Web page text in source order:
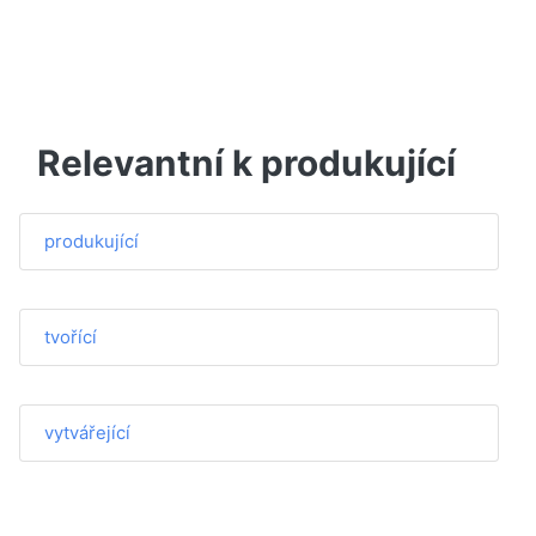
Relevantní k produkující
produkující
tvořící
vytvářející